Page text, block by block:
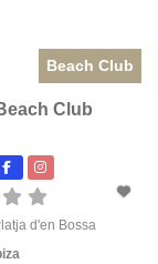
Beach Club
Club
d'en Bossa